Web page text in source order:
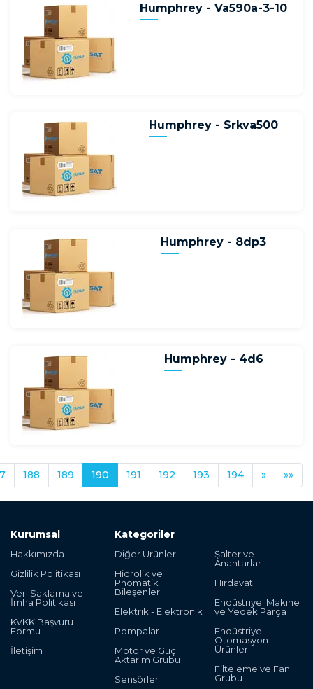
Humphrey - Va590a-3-10
Humphrey - Srkva500
Humphrey - 8dp3
Humphrey - 4d6
188 189 190 191 192 193 194 » »»
Kurumsal
Hakkımızda
Gizlilik Politikası
Veri Saklama ve
İmha Politikası
KVKK Başvuru
Formu
İletişim
Kategoriler
Diğer Ürünler
Hidrolik ve
Pnömatik
Bileşenler
Elektrik - Elektronik
Pompalar
Motor ve Güç
Aktarım Grubu
Sensörler
Şalter ve
Anahtarlar
Hırdavat
Endüstriyel Makine
ve Yedek Parça
Endüstriyel
Otomasyon
Ürünleri
Filteleme ve Fan
Grubu